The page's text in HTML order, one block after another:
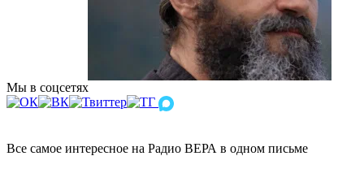
Мы в соцсетях
Все самое интересное на Радио ВЕРА в одном письме